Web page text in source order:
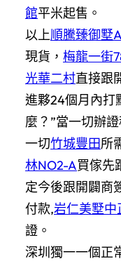
館平米起售。
以上順騰臻御墅A
現貨， 梅龍一街
光華二村直接跟
進夥24個月內打
麼？”當一切辦證
一切竹城豐田所
林NO2-A買傢先
定今後跟開闢商
付款,岩仁美墅中
證。
深圳獨一一個正